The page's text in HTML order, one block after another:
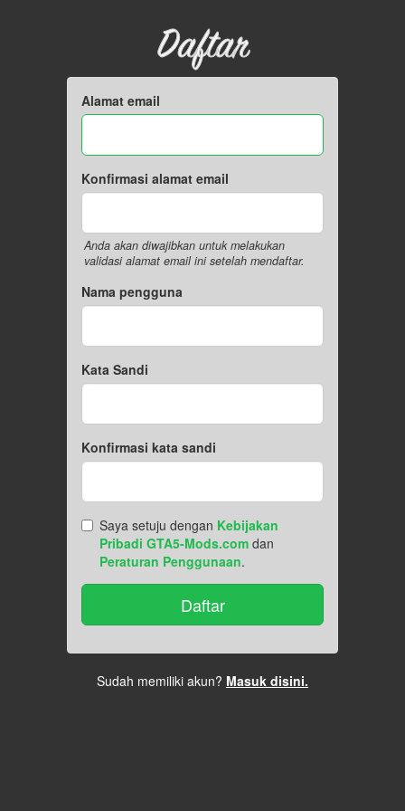
Daftar
Alamat email
Konfirmasi alamat email
Anda akan diwajibkan untuk melakukan
validasi alamat email ini setelah mendaftar.
Nama pengguna
Kata Sandi
Konfirmasi kata sandi
Saya setuju dengan Kebijakan
Pribadi GTA5-Mods.com dan
Peraturan Penggunaan.
Sudah memiliki akun? Masuk disini.